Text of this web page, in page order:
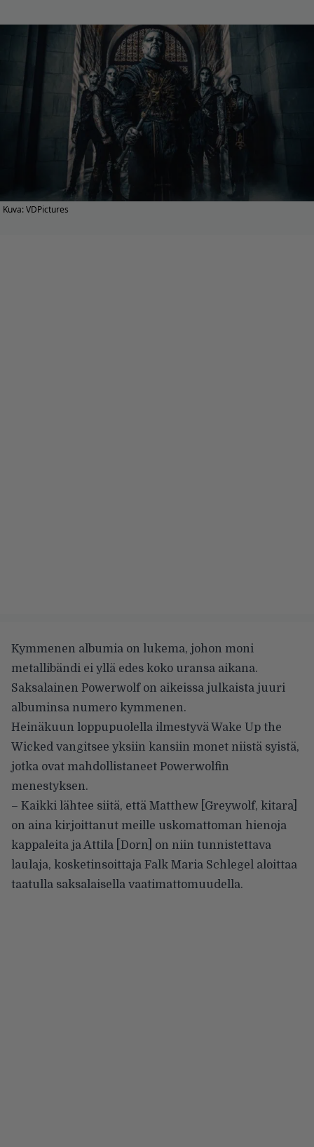
Kuva: VDPictures
Kymmenen albumia on lukema, johon moni
metallibändi ei yllä edes koko uransa aikana.
Saksalainen Powerwolf on aikeissa julkaista juuri
albuminsa numero kymmenen.
Heinäkuun loppupuolella ilmestyvä Wake Up the
Wicked vangitsee yksiin kansiin monet niistä syistä,
jotka ovat mahdollistaneet Powerwolfin
menestyksen.
– Kaikki lähtee siitä, että Matthew [Greywolf, kitara]
on aina kirjoittanut meille uskomattoman hienoja
kappaleita ja Attila [Dorn] on niin tunnistettava
laulaja, kosketinsoittaja Falk Maria Schlegel aloittaa
taatulla saksalaisella vaatimattomuudella.